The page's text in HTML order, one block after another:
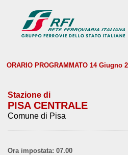
ORARIO PROGRAMMATO 14 Giugno
Stazione di
PISA CENTRALE
Comune di Pisa
Ora impostata: 07.00